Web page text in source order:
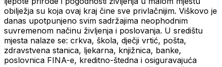
obilježja su koja ovaj kraj čine sve privlačnijim. Viškovo je
danas upotpunjeno svim sadržajima neophodnim
suvremenom načinu življenja i poslovanja. U središtu
mjesta nalaze se: crkva, škola, dječji vrtić, pošta,
zdravstvena stanica, ljekarna, knjižnica, banke,
poslovnica FINA-e, kreditno-štedna i osiguravajuća